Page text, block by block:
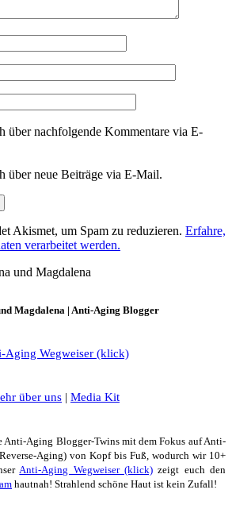
über nachfolgende Kommentare via E-
über neue Beiträge via E-Mail.
Akismet, um Spam zu reduzieren. Erfahre,
verarbeitet werden.
Magdalena | Anti-Aging Blogger
Aging Wegweiser (klick)
über uns | Media Kit
Anti-Aging Blogger-Twins mit dem Fokus auf Anti-
Aging) von Kopf bis Fuß, wodurch wir 10+
Anti-Aging Wegweiser (klick) zeigt euch den
hautnah! Strahlend schöne Haut ist kein Zufall!